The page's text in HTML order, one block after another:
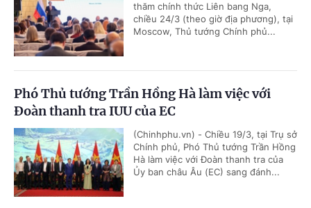
thăm chính thức Liên bang Nga,
chiều 24/3 (theo giờ địa phương), tại
Moscow, Thủ tướng Chính phủ...
Phó Thủ tướng Trần Hồng Hà làm việc với
Đoàn thanh tra IUU của EC
(Chinhphu.vn) - Chiều 19/3, tại Trụ sở
Chính phủ, Phó Thủ tướng Trần Hồng
Hà làm việc với Đoàn thanh tra của
Ủy ban châu Âu (EC) sang đánh...